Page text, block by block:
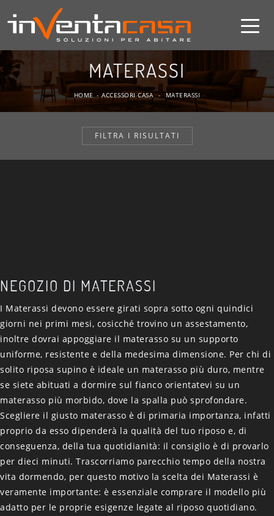
MATERASSI
HOME - ACCESSORI CASA - MATERASSI
FILTRA I RISULTATI
NEGOZIO DI MATERASSI
I Materassi devono essere girati sopra sotto ogni quindici
giorni nei primi mesi, cosicché trovino un assestamento,
inoltre dovrai appoggiare il materasso su un supporto
uniforme, resistente e della medesima dimensione. Per chi di
solito riposa supino è ideale un materasso più duro, mentre
se siete abituati a dormire sul fianco orientatevi su un
materasso più morbido, dove la spalla può sprofondare.
Scegliere il giusto materasso è di primaria importanza, infatti
proprio da esso dipenderà la qualità del tuo riposo e, di
conseguenza, della tua quotidianità: il consiglio è di provarlo
per dieci minuti. Trascorriamo parecchio tempo della nostra
vita dormendo, per questo motivo la scelta dei Materassi è
veramente importante: è essenziale comprare il modello più
adatto per le proprie esigenze legate al riposo quotidiano.